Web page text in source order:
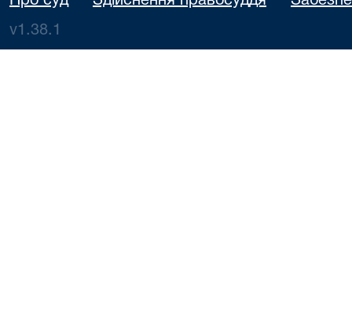
v1.38.1